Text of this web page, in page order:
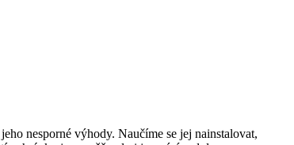
nesporné výhody. Naučíme se jej nainstalovat,